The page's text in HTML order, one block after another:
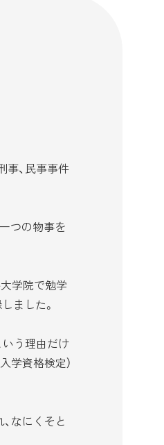
事、民事事件
つの物事を
学院で勉学
ました。
う理由だけ
学資格検定）
なにくそと